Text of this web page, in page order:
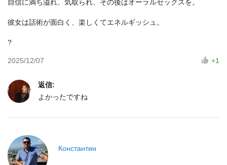
自信に満ち溢れ、気取られ、その後はオーラルセックスを。
彼女は話術が面白く、楽しくてエネルギッシュ。
?
+1
2025/12/07
返信:
よかったですね
Константин